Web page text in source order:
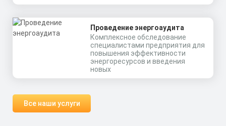
Проведение энергоаудита
Комплексное обследование
специалистами предприятия для
повышения эффективности
энергоресурсов и введения
новых
Все наши услуги